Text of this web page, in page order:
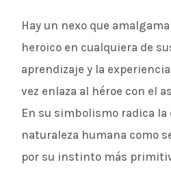
Hay un nexo que
heroico en cualquiera de
aprendizaje y la
vez enlaza al héroe con el
En su simbolismo radica la
naturaleza humana como
por su instinto más